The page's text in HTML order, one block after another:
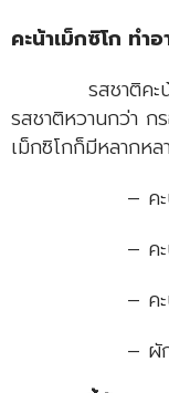
คะน้าเม็กซิโก ทํา
รสชาติคะน้าเ
รสชาติหวานกว่า ก
เม็กซิโกก็มีหลากห
– คะน้าเม็ก
– คะน้าเม็
– คะน้าเม็
– ผักไช